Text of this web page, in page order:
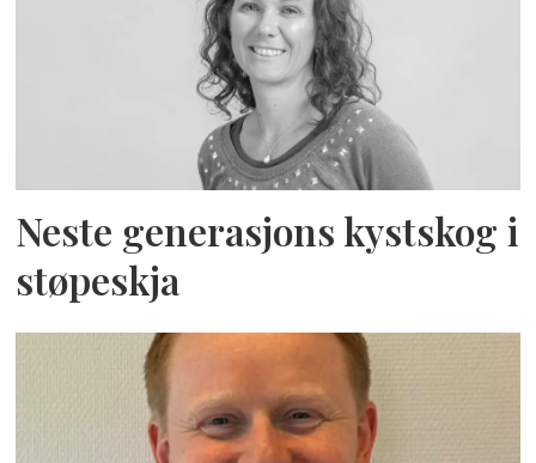
Neste generasjons kystskog i
støpeskja